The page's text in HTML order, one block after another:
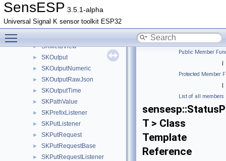
SensESP 3.5.1-alpha
Universal Signal K sensor toolkit ESP32
► SKEmitter
► SKListener
► SKMetadata
► SKMetaView
► SKOutput
► SKOutputNumeric
► SKOutputRawJson
► SKOutputTime
► SKPathValue
► SKPrefixListener
► SKPutListener
► SKPutRequest
► SKPutRequestBase
► SKPutRequestListener
Public Member
|
Protected Member
|
List of all members
T > Class
Template
Reference